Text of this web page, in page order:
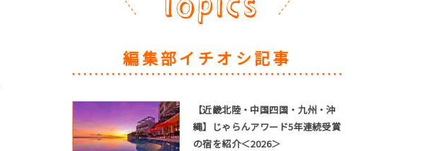
編集部イチオシ記事
【近畿北陸・中国四国・九州・沖
縄】じゃらんアワード5年連続受賞
の宿を紹介＜2026＞